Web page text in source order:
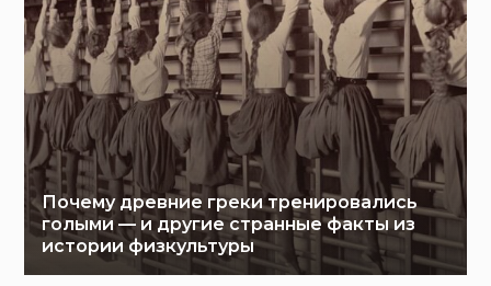
Почему древние греки тренировались
голыми — и другие странные факты из
истории физкультуры